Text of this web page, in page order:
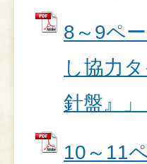
8～9ペ
し協力
針盤』
10～11